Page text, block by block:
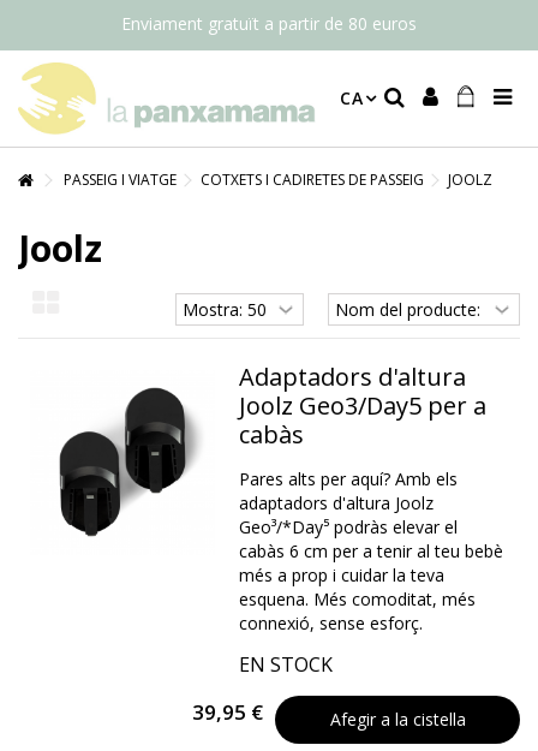
Enviament gratuït a partir de 80 euros
CA
PASSEIG I VIATGE COTXETS I CADIRETES DE PASSEIG JOOLZ
Joolz
Adaptadors d'altura
Joolz Geo3/Day5 per a
cabàs
Pares alts per aquí? Amb els
adaptadors d'altura Joolz
Geo³/*Day⁵ podràs elevar el
cabàs 6 cm per a tenir al teu bebè
més a prop i cuidar la teva
esquena. Més comoditat, més
connexió, sense esforç.
EN STOCK
39,95 € Afegir a la cistella